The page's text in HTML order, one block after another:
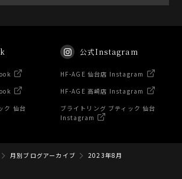
ク 仙台
公式Instagram
HF-AGE 仙台店 Instagram
HF-AGE 高崎店 Instagram
ブライトリング ブティック 仙台
Instagram
月別ブログアーカイブ 2023年8月